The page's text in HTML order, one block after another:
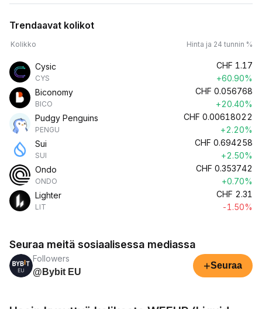
Trendaavat kolikot
Kolikko Hinta ja 24 tunnin %
Cysic
CYS
CHF 1.17
+60.90%
Biconomy
BICO
CHF 0.056768
+20.40%
Pudgy Penguins
PENGU
CHF 0.00618022
+2.20%
Sui
SUI
CHF 0.694258
+2.50%
Ondo
ONDO
CHF 0.353742
+0.70%
Lighter
LIT
CHF 2.31
-1.50%
Seuraa meitä sosiaalisessa mediassa
Followers
@Bybit EU
+Seuraa